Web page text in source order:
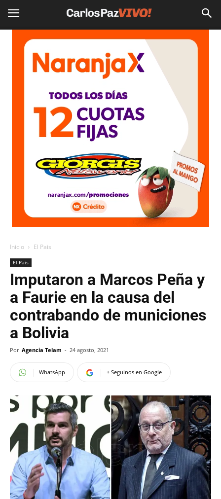
Inicio El Pais
El Pais
Imputaron a Marcos Peña y
a Faurie en la causa del
contrabando de municiones
a Bolivia
Por Agencia Telam - 24 agosto, 2021
WhatsApp + Seguinos en Google